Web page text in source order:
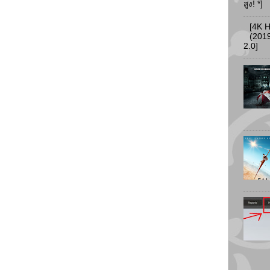
สูง! *]
[4K
2.0]